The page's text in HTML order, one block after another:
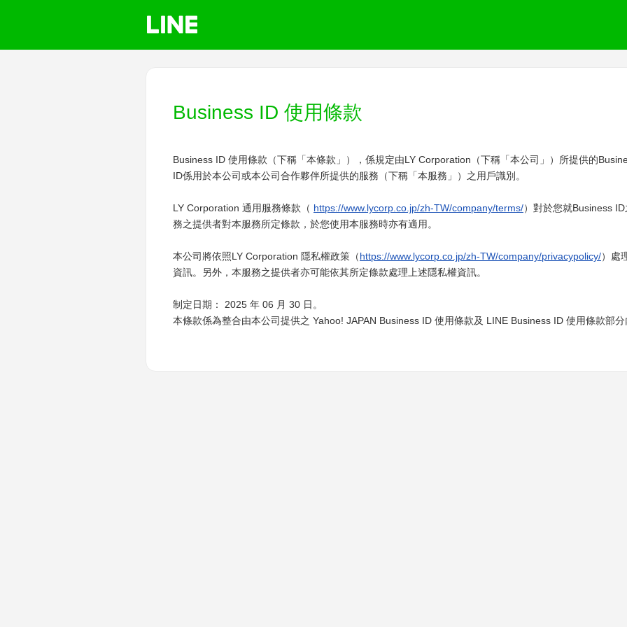
Business ID 使用條款
Business ID 使用條款（下稱「本條款」），係規定由LY Corporation（下稱「本公司」）所提供的
ID係用於本公司或本公司合作夥伴所提供的服務（下稱「本服務」）之用戶識別。
LY Corporation 通用服務條款（ https://www.lycorp.co.jp/zh-TW/company/terms/）對於您就Business
務之提供者對本服務所定條款，於您使用本服務時亦有適用。
本公司將依照LY Corporation 隱私權政策（https://www.lycorp.co.jp/zh-TW/company/privacypolicy/）處
資訊。另外，本服務之提供者亦可能依其所定條款處理上述隱私權資訊。
制定日期： 2025 年 06 月 30 日。
本條款係為整合由本公司提供之 Yahoo! JAPAN Business ID 使用條款及 LINE Business ID 使用條款部分